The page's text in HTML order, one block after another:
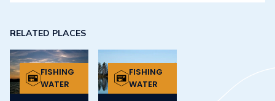
RELATED PLACES
FISHING
WATER
FISHING
WATER